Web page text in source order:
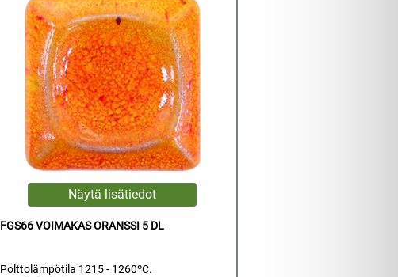
FGS66 VOIMAKAS ORANSSI 5 DL
Polttolämpötila 1215 - 1260ºC.